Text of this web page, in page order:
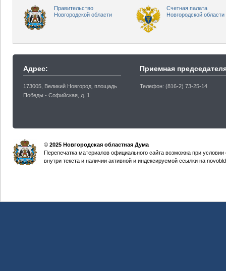
Правительство
Новгородской области
Счетная палата
Новгородской области
Адрес:
173005, Великий Новгород, площадь
Победы - Софийская, д. 1
Приемная
Телефон: (816-2) 73-25-14
© 2025 Новгородская областная Дума
Перепечатка материалов официального сайта возможна при
внутри текста и наличии активной и индексируемой ссылки на